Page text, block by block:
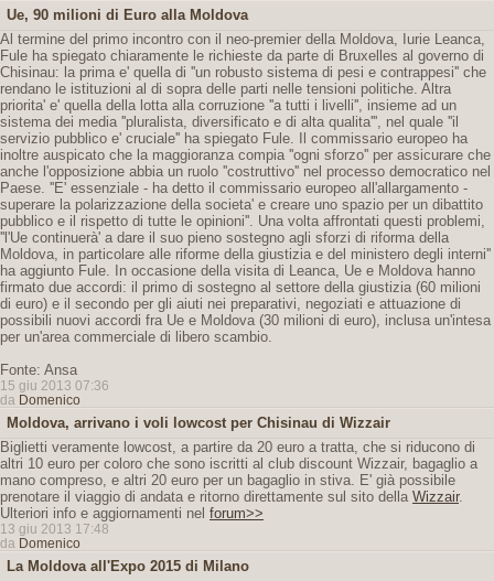
Ue, 90 milioni di Euro alla Moldova
Al termine del primo incontro con il neo-premier della Moldova, Iurie Leanca,
Fule ha spiegato chiaramente le richieste da parte di Bruxelles al governo di
Chisinau: la prima e' quella di ''un robusto sistema di pesi e contrappesi'' che
rendano le istituzioni al di sopra delle parti nelle tensioni politiche. Altra
priorita' e' quella della lotta alla corruzione ''a tutti i livelli'', insieme ad un
sistema dei media ''pluralista, diversificato e di alta qualita''', nel quale ''il
servizio pubblico e' cruciale'' ha spiegato Fule. Il commissario europeo ha
inoltre auspicato che la maggioranza compia ''ogni sforzo'' per assicurare che
anche l'opposizione abbia un ruolo ''costruttivo'' nel processo democratico nel
Paese. ''E' essenziale - ha detto il commissario europeo all'allargamento -
superare la polarizzazione della societa' e creare uno spazio per un dibattito
pubblico e il rispetto di tutte le opinioni''. Una volta affrontati questi problemi,
''l'Ue continuerà' a dare il suo pieno sostegno agli sforzi di riforma della
Moldova, in particolare alle riforme della giustizia e del ministero degli interni''
ha aggiunto Fule. In occasione della visita di Leanca, Ue e Moldova hanno
firmato due accordi: il primo di sostegno al settore della giustizia (60 milioni
di euro) e il secondo per gli aiuti nei preparativi, negoziati e attuazione di
possibili nuovi accordi fra Ue e Moldova (30 milioni di euro), inclusa un'intesa
per un'area commerciale di libero scambio.
Fonte: Ansa
15 giu 2013 07:36
da Domenico
Moldova, arrivano i voli lowcost per Chisinau di Wizzair
Biglietti veramente lowcost, a partire da 20 euro a tratta, che si riducono di
altri 10 euro per coloro che sono iscritti al club discount Wizzair, bagaglio a
mano compreso, e altri 20 euro per un bagaglio in stiva. E' già possibile
prenotare il viaggio di andata e ritorno direttamente sul sito della Wizzair.
Ulteriori info e aggiornamenti nel forum>>
13 giu 2013 17:48
da Domenico
La Moldova all'Expo 2015 di Milano